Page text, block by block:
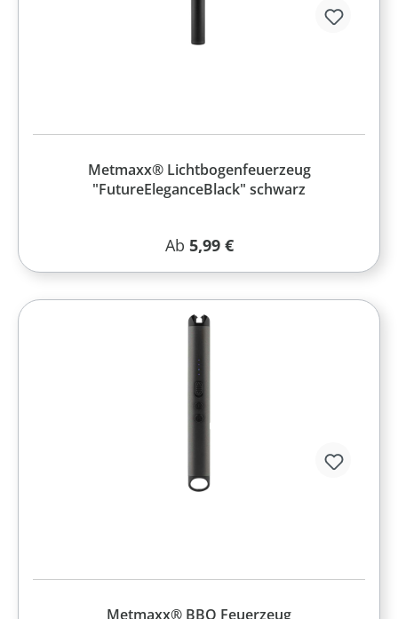
Metmaxx® Lichtbogenfeuerzeug
"FutureEleganceBlack" schwarz
Regulärer Preis:
Ab 5,99 €
Metmaxx® BBQ Feuerzeug